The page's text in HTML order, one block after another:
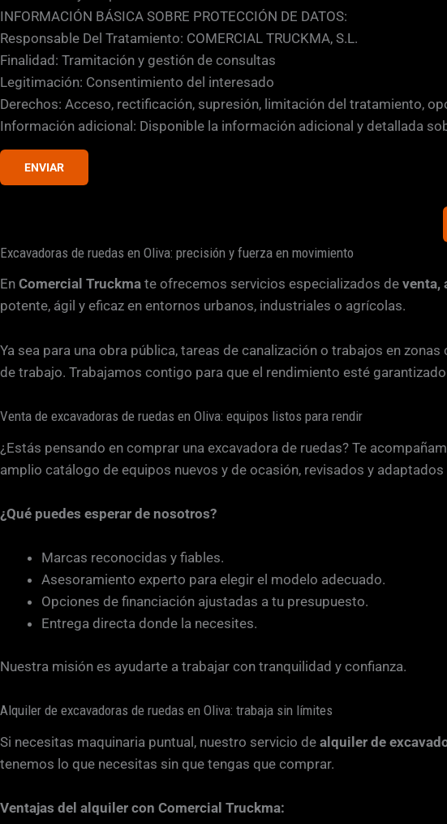
i
ó
n
E
m
a
a
s
i
l
l
a
s
e
r
i
f
c
a
i
n
*
INFORMACIÓN BÁSICA SOBRE PROTECCIÓN DE DATOS:
Responsable Del Tratamiento: COMERCIAL TRUCKMA, S.L.
Finalidad: Tramitación y gestión de consultas
Legitimación: Consentimiento del interesado
Derechos: Acceso, rectificación, supresión, limitación del tratamiento,
Información adicional: Disponible la información adicional y detallada
ENVIAR
Excavadoras de ruedas en Oliva: precisión y fuerza en movimiento
En Comercial Truckma te ofrecemos servicios especializados de venta,
potente, ágil y eficaz en entornos urbanos, industriales o agrícolas.
Ya sea para una obra pública, tareas de canalización o trabajos en
de trabajo. Trabajamos contigo para que el rendimiento esté
Venta de excavadoras de ruedas en Oliva: equipos listos para rendir
¿Estás pensando en comprar una excavadora de ruedas? Te
amplio catálogo de equipos nuevos y de ocasión, revisados y
¿Qué puedes esperar de nosotros?
Marcas reconocidas y fiables.
Asesoramiento experto para elegir el modelo adecuado.
Opciones de financiación ajustadas a tu presupuesto.
Entrega directa donde la necesites.
Nuestra misión es ayudarte a trabajar con tranquilidad y confianza.
Alquiler de excavadoras de ruedas en Oliva: trabaja sin límites
Si necesitas maquinaria puntual, nuestro servicio de alquiler de
tenemos lo que necesitas sin que tengas que comprar.
Ventajas del alquiler con Comercial Truckma: